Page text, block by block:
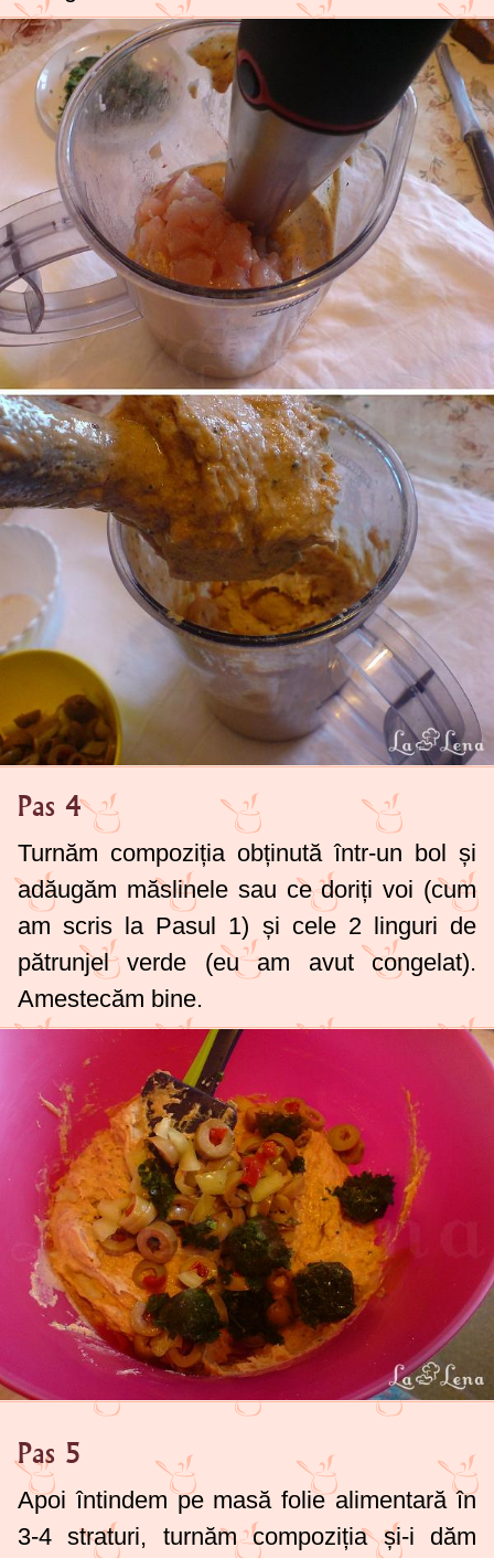
Pas 4
Turnăm compoziția obținută într-un bol și
adăugăm măslinele sau ce doriți voi (cum
am scris la Pasul 1) și cele 2 linguri de
pătrunjel verde (eu am avut congelat).
Amestecăm bine.
Pas 5
Apoi întindem pe masă folie alimentară în
3-4 straturi, turnăm compoziția și-i dăm